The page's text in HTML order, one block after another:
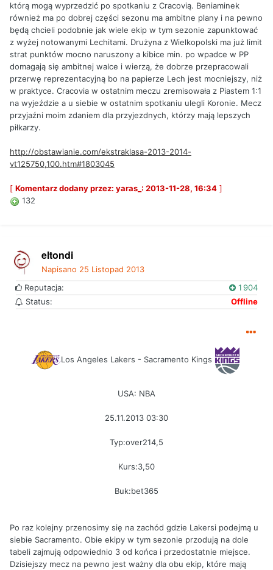
którą mogą wyprzedzić po spotkaniu z Cracovią. Beniaminek
również ma po dobrej części sezonu ma ambitne plany i na pewno
będą chcieli podobnie jak wiele ekip w tym sezonie zapunktować
z wyżej notowanymi Lechitami. Drużyna z Wielkopolski ma już limit
strat punktów mocno naruszony a kibice min. po wpadce w PP
domagają się ambitnej walce i wierzą, że dobrze przepracowali
przerwę reprezentacyjną bo na papierze Lech jest mocniejszy, niż
w praktyce. Cracovia w ostatnim meczu zremisowała z Piastem 1:1
na wyjeździe a u siebie w ostatnim spotkaniu ulegli Koronie. Mecz
przyjaźni moim zdaniem dla przyjezdnych, którzy mają lepszych
piłkarzy.
http://obstawianie.com/ekstraklasa-2013-2014-
vt125750,100.htm#1803045
[ Komentarz dodany przez: yaras_: 2013-11-28, 16:34 ]
132
eltondi
Napisano 25 Listopad 2013
Reputacja:
1 904
Status:
Offline
Los Angeles Lakers - Sacramento Kings
USA: NBA
25.11.2013 03:30
Typ:over214,5
Kurs:3,50
Buk:bet365
Po raz kolejny przenosimy się na zachód gdzie Lakersi podejmą u
siebie Sacramento. Obie ekipy w tym sezonie przodują na dole
tabeli zajmują odpowiednio 3 od końca i przedostatnie miejsce.
Dzisiejszy mecz na pewno jest ważny dla obu ekip, które mają